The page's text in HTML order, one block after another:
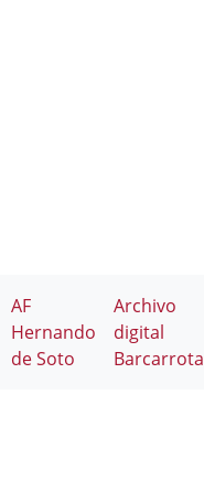
AF
Hernando
de Soto
Archivo
digital
Barcarrota